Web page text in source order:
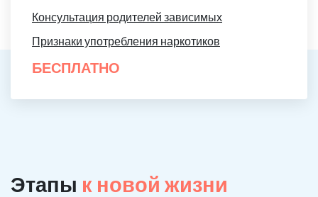
Консультация родителей зависимых
Признаки употребления наркотиков
БЕСПЛАТНО
Этапы к новой жизни